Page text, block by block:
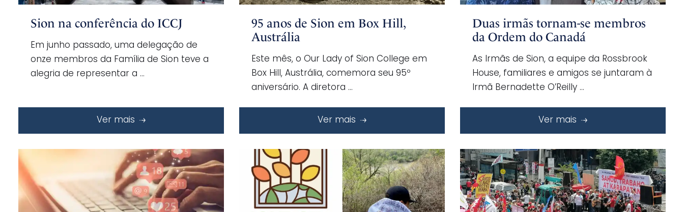
Sion na conferência do ICCJ
Em junho passado, uma delegação de
onze membros da Família de Sion teve a
alegria de representar a …
Ver mais
95 anos de Sion em Box Hill,
Austrália
Este mês, o Our Lady of Sion College em
Box Hill, Austrália, comemora seu 95º
aniversário. A diretora …
Ver mais
Duas irmãs tornam-se membros
da Ordem do Canadá
As Irmãs de Sion, a equipe da Rossbrook
House, familiares e amigos se juntaram à
Irmã Bernadette O’Reilly …
Ver mais